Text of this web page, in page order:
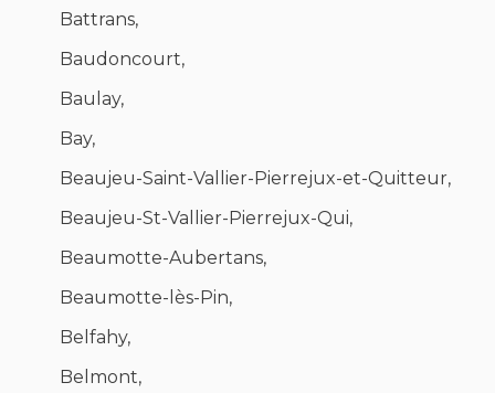
Battrans,
Baudoncourt,
Baulay,
Bay,
Beaujeu-Saint-Vallier-Pierrejux-et-Quitteur,
Beaujeu-St-Vallier-Pierrejux-Qui,
Beaumotte-Aubertans,
Beaumotte-lès-Pin,
Belfahy,
Belmont,